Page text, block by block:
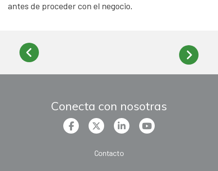
antes de proceder con el negocio.
Conecta con nosotras
Contacto